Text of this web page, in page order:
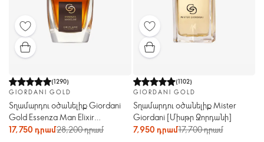
(1290)
GIORDANI GOLD
Տղամարդու օծանելիք Giordani
Gold Essenza Man Elixir
[Ջորդանի գոլդ էսենզա մեն
17,750 դրամ28,200 դրամ
(1102)
GIORDANI GOLD
Տղամարդու օծանելիք Mister
Giordani [Միսթր Ջորդանի]
7,950 դրամ17,700 դրամ